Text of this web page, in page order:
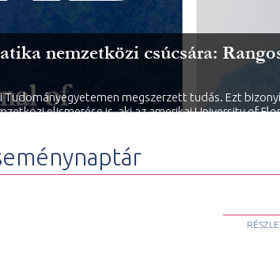
nemzetközi csúcsára:
megszerzett tudás. Ezt
elismerése is, aki az amerikai University of